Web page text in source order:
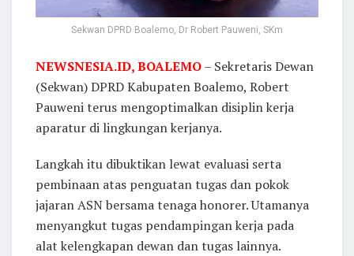
Sekwan DPRD Boalemo, Dr Robert Pauweni, SKm
NEWSNESIA.ID,BOALEMO– Sekretaris Dewan
(Sekwan) DPRD Kabupaten Boalemo, Robert
Pauweni terus mengoptimalkan disiplin kerja
aparatur di lingkungan kerjanya.
Langkah itu dibuktikan lewat evaluasi serta
pembinaan atas penguatan tugas dan pokok
jajaran ASN bersama tenaga honorer. Utamanya
menyangkut tugas pendampingan kerja pada
alat kelengkapan dewan dan tugas lainnya.